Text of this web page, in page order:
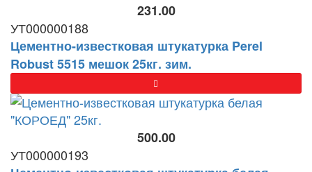
231.00
УТ000000188
Цементно-известковая штукатурка Perel
Robust 5515 мешок 25кг. зим.
500.00
УТ000000193